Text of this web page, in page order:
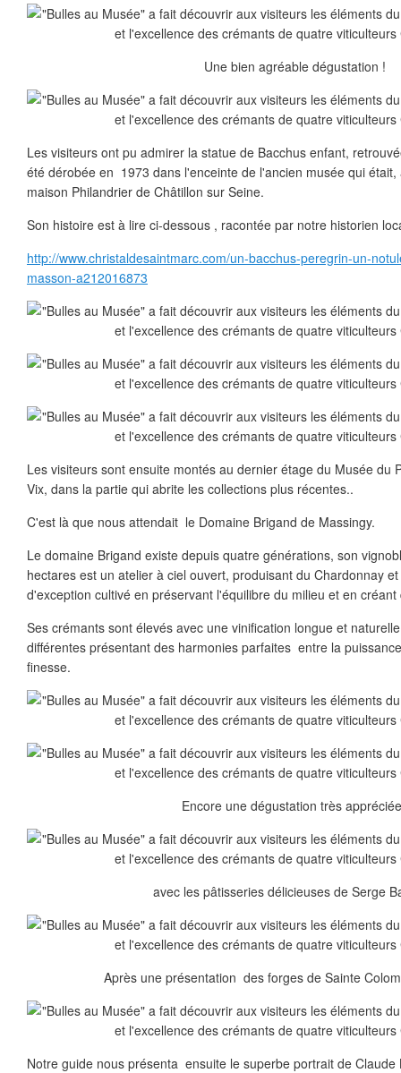
Une bien agréable dégustation !
Les visiteurs ont pu admirer la statue de Bacchus enfant,
été dérobée en 1973 dans l'enceinte de l'ancien musée qui
maison Philandrier de Châtillon sur Seine.
Son histoire est à lire ci-dessous , racontée par notre historien
http://www.christaldesaintmarc.com/un-bacchus-peregrin-un-
masson-a212016873
Les visiteurs sont ensuite montés au dernier étage du Musée du
Vix, dans la partie qui abrite les collections plus récentes..
C'est là que nous attendait le Domaine Brigand de Massingy.
Le domaine Brigand existe depuis quatre générations, son
hectares est un atelier à ciel ouvert, produisant du Chardonnay
d'exception cultivé en préservant l'équilibre du milieu et en
Ses crémants sont élevés avec une vinification longue et
différentes présentant des harmonies parfaites entre la
finesse.
Encore une dégustation très
avec les pâtisseries délicieuses de Serge
Après une présentation des forges de Sainte
Notre guide nous présenta ensuite le superbe portrait de